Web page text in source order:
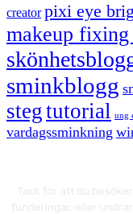
creator pixi eye
makeup
sminkblogg
stegtutorial ung
vardagssminkning